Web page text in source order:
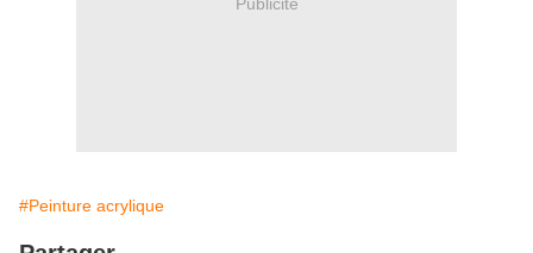
#Peinture acrylique